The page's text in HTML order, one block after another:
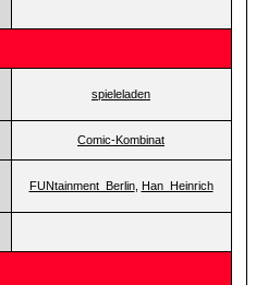
spieleladen
Comic-Kombinat
FUNtainment_Berlin, Han_Heinrich